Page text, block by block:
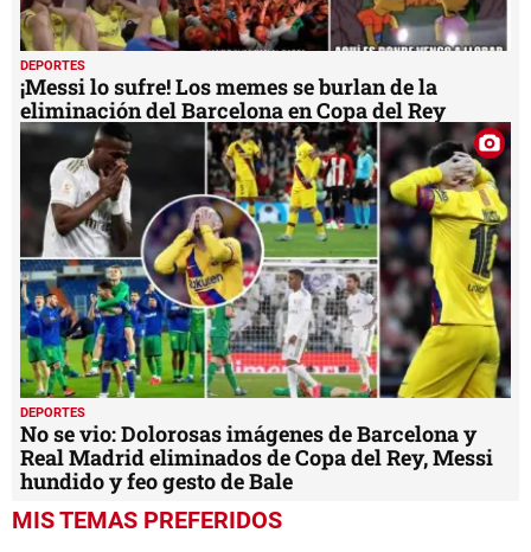
DEPORTES
¡Messi lo sufre! Los memes se burlan de la
eliminación del Barcelona en Copa del Rey
DEPORTES
No se vio: Dolorosas imágenes de Barcelona y
Real Madrid eliminados de Copa del Rey, Messi
hundido y feo gesto de Bale
MIS TEMAS PREFERIDOS